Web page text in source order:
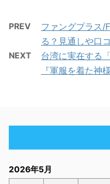
PREV
ファングプラス/
る？見通しや口コ
NEXT
台湾に実在する
『軍服を着た神
2026年5月